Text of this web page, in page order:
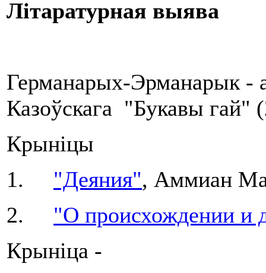
Літаратурная выява
Германарых-Эрманарык -
Казоўскага "Букавы гай"
Крыніцы
1. "Деяния", Аммиан
2. "О происхождении и
Крыніца -